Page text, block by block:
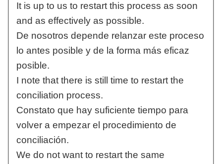
It is up to us to restart this process as soon
and as effectively as possible.
De nosotros depende relanzar este proceso
lo antes posible y de la forma más eficaz
posible.
I note that there is still time to restart the
conciliation process.
Constato que hay suficiente tiempo para
volver a empezar el procedimiento de
conciliación.
We do not want to restart the same